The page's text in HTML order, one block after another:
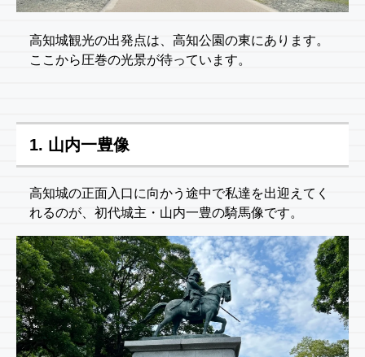
高知城観光の出発点は、高知公園の東にあります。
ここから圧巻の光景が待っています。
1. 山内一豊像
高知城の正面入口に向かう途中で私達を出迎えてく
れるのが、初代城主・山内一豊の騎馬像です。